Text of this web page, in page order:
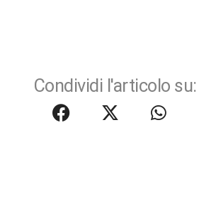
Condividi l'articolo su: